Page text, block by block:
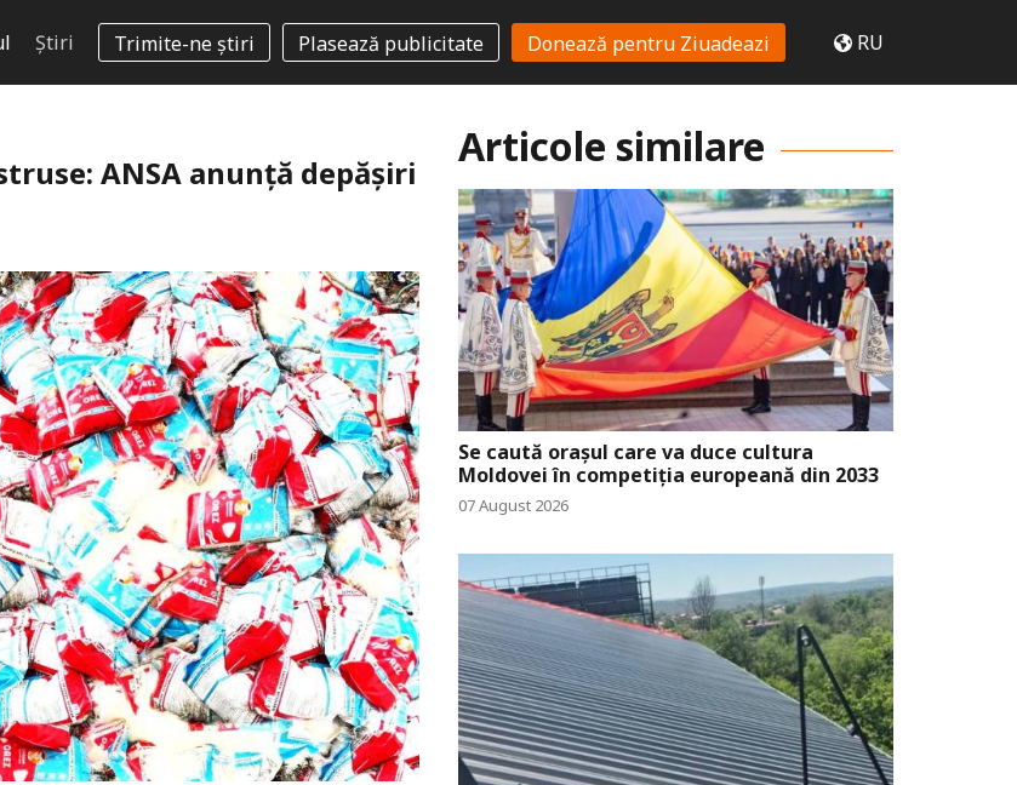
Știri Trimite-ne știri Plasează publicitate Donează pentru Ziuadeazi RU
ANSA anunță depășiri
Articole similare
Se caută orașul care va duce cultura
Moldovei în competiția europeană din 2033
07 August 2026